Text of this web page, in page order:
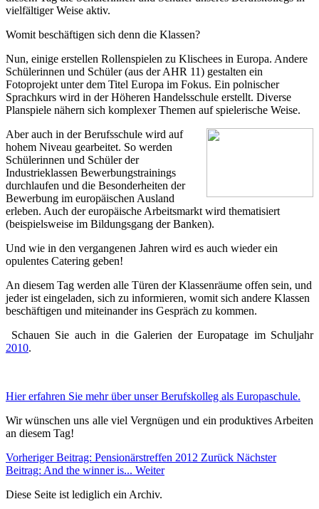
vielfältiger Weise aktiv.
Womit beschäftigen sich denn die Klassen?
Nun, einige erstellen Rollenspielen zu Klischees in Europa. Andere
Schülerinnen und Schüler (aus der AHR 11) gestalten ein
Fotoprojekt unter dem Titel Europa im Fokus. Ein polnischer
Sprachkurs wird in der Höheren Handelsschule erstellt. Diverse
Planspiele nähern sich komplexer Themen auf spielerische Weise.
Aber auch in der Berufsschule wird auf
hohem Niveau gearbeitet. So werden
Schülerinnen und Schüler der
Industrieklassen Bewerbungstrainings
durchlaufen und die Besonderheiten der
Bewerbung im europäischen Ausland
erleben. Auch der europäische Arbeitsmarkt wird thematisiert
(beispielsweise im Bildungsgang der Banken).
Und wie in den vergangenen Jahren wird es auch wieder ein
opulentes Catering geben!
An diesem Tag werden alle Türen der Klassenräume offen sein, und
jeder ist eingeladen, sich zu informieren, womit sich andere Klassen
beschäftigen und miteinander ins Gespräch zu kommen.
Schauen Sie auch in die Galerien der Europatage im Schuljahr
2010.
Hier erfahren Sie mehr über unser Berufskolleg als Europaschule.
Wir wünschen uns alle viel Vergnügen und ein produktives Arbeiten
an diesem Tag!
Vorheriger Beitrag: Pensionärstreffen 2012 Zurück Nächster
Beitrag: And the winner is... Weiter
Diese Seite ist lediglich ein Archiv.